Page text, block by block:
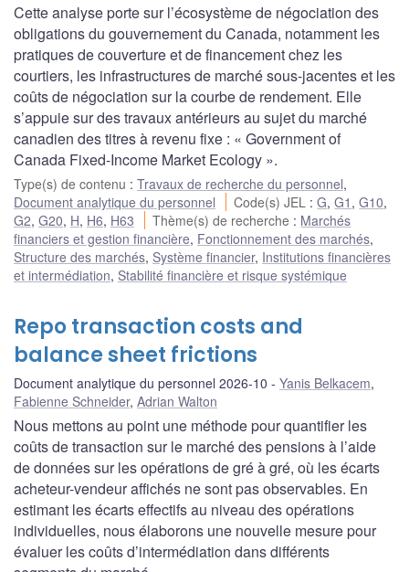
Cette analyse porte sur l’écosystème de négociation des
obligations du gouvernement du Canada, notamment les
pratiques de couverture et de financement chez les
courtiers, les infrastructures de marché sous-jacentes et les
coûts de négociation sur la courbe de rendement. Elle
s’appuie sur des travaux antérieurs au sujet du marché
canadien des titres à revenu fixe : « Government of
Canada Fixed-Income Market Ecology ».
Type(s) de contenu : Travaux de recherche du personnel,
Document analytique du personnel
Code(s) JEL :G,G1 ,G10,
G2, G20, H, H6, H63 Thème(s) de recherche : Marchés
financiers et gestion financière, Fonctionnement des marchés,
Structure des marchés, Système financier, Institutions financières
et intermédiation, Stabilité financière et risque systémique
Repo transaction costs and
balance sheet frictions
Document analytique du personnel 2026-10 Yanis Belkacem,
Fabienne Schneider, Adrian Walton
Nous mettons au point une méthode pour quantifier les
coûts de transaction sur le marché des pensions à l’aide
de données sur les opérations de gré à gré, où les écarts
acheteur-vendeur affichés ne sont pas observables. En
estimant les écarts effectifs au niveau des opérations
individuelles, nous élaborons une nouvelle mesure pour
évaluer les coûts d’intermédiation dans différents